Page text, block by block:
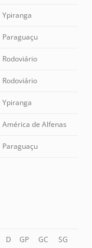
Ypiranga
Paraguaçu
Rodoviário
Rodoviário
Ypiranga
América de Alfenas
Paraguaçu
D GP GC SG